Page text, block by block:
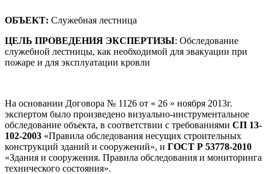
ОБЪЕКТ: Служебная лестница
ЦЕЛЬ ПРОВЕДЕНИЯ ЭКСПЕРТИЗЫ: Обследование
служебной лестницы, как необходимой для эвакуации при
пожаре и для эксплуатации кровли
На основании Договора № 1126 от « 26 » ноября 2013г.
экспертом было произведено визуально-инструментальное
обследование объекта, в соответствии с требованиями СП 13-
102-2003 «Правила обследования несущих строительных
конструкций зданий и сооружений», и ГОСТ Р 53778-2010
«Здания и сооружения. Правила обследования и мониторинга
технического состояния».